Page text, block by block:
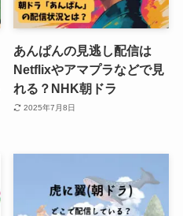
あんぱんの見逃し配信は
Netflixやアマプラなどで見
れる？NHK朝ドラ
2025年7月8日